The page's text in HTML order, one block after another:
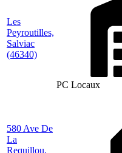
Les
Peyroutilles,
Salviac
(46340)
PC Locaux
580 Ave De
La
Requillou,